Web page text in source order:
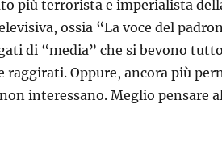
più terrorista e imperialista
ossia “La voce del
di “media” che si bevono
raggirati. Oppure, ancora più
interessano. Meglio pensare